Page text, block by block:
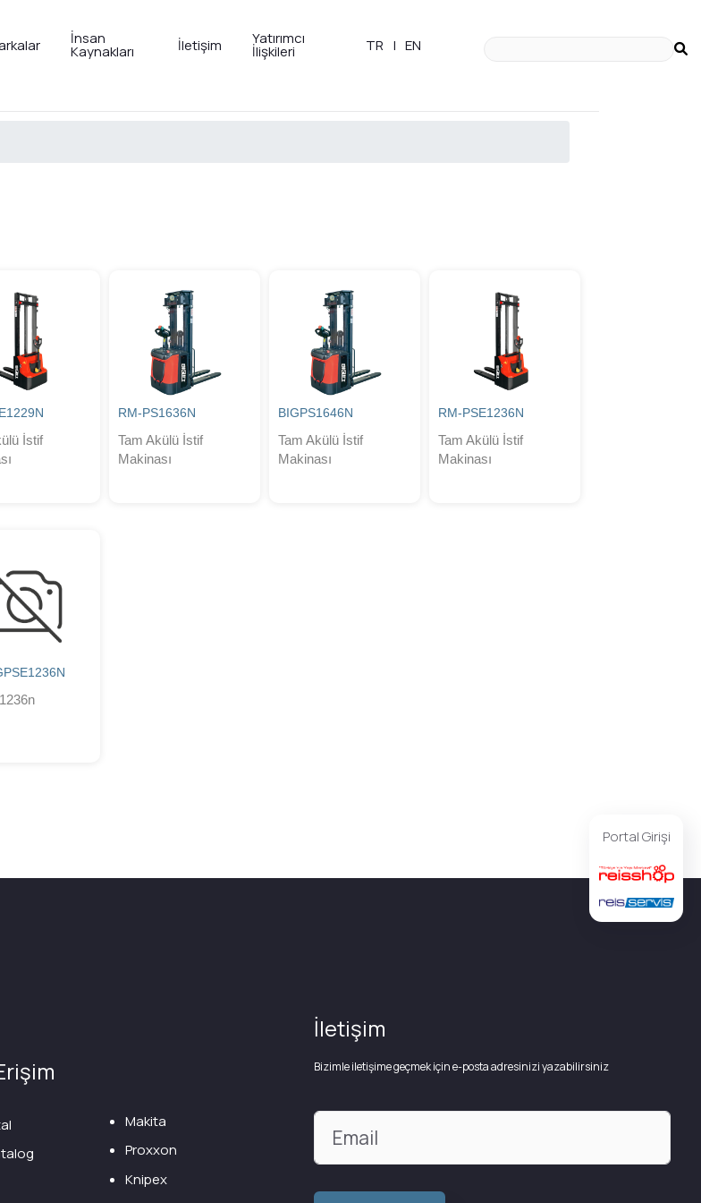
İnsan
Kaynakları İletişim Yatırımcı
İlişkileri TR | EN
İstif
RM-PS1636N
Tam Akülü İstif
Makinası
BIGPS1646N
Tam Akülü İstif
Makinası
RM-PSE1236N
Tam Akülü İstif
Makinası
Portal Girişi
Makita
Proxxon
Knipex
İletişim
Bizimle iletişime geçmek için e-posta adresinizi yazabilirsiniz